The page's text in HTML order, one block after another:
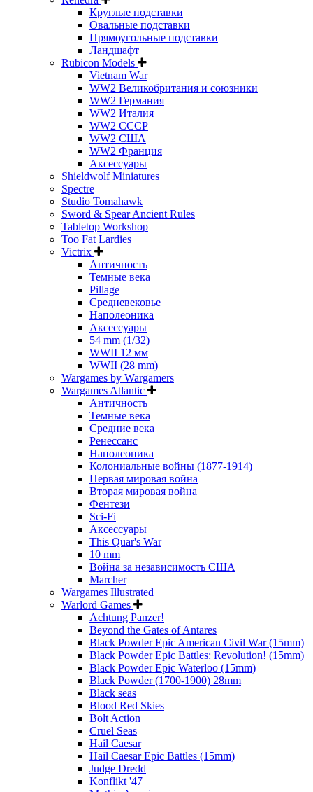
Круглые подставки
Овальные подставки
Прямоугольные подставки
Ландшафт
Rubicon Models
Vietnam War
WW2 Великобритания и союзники
WW2 Германия
WW2 Италия
WW2 СССР
WW2 США
WW2 Франция
Аксессуары
Shieldwolf Miniatures
Spectre
Studio Tomahawk
Sword & Spear Ancient Rules
Tabletop Workshop
Too Fat Lardies
Victrix
Античность
Темные века
Pillage
Средневековье
Наполеоника
Аксессуары
54 mm (1/32)
WWII 12 мм
WWII (28 mm)
Wargames by Wargamers
Wargames Atlantic
Античность
Темные века
Средние века
Ренессанс
Наполеоника
Колониальные войны (1877-1914)
Первая мировая война
Вторая мировая война
Фентези
Sci-Fi
Аксессуары
This Quar's War
10 mm
Война за независимость США
Marcher
Wargames Illustrated
Warlord Games
Achtung Panzer!
Beyond the Gates of Antares
Black Powder Epic American Civil War (15mm)
Black Powder Epic Battles: Revolution! (15mm)
Black Powder Epic Waterloo (15mm)
Black Powder (1700-1900) 28mm
Black seas
Blood Red Skies
Bolt Action
Cruel Seas
Hail Caesar
Hail Caesar Epic Battles (15mm)
Judge Dredd
Konflikt '47